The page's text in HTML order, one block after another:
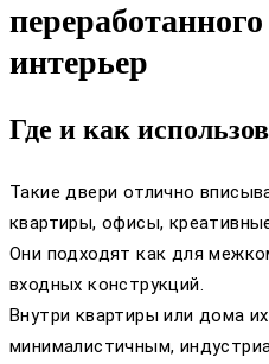
интерьер
Где и как
Такие двери отлично
квартиры, офисы,
Они подходят как для
входных конструкций.
Внутри квартиры или дома
минималистичным,